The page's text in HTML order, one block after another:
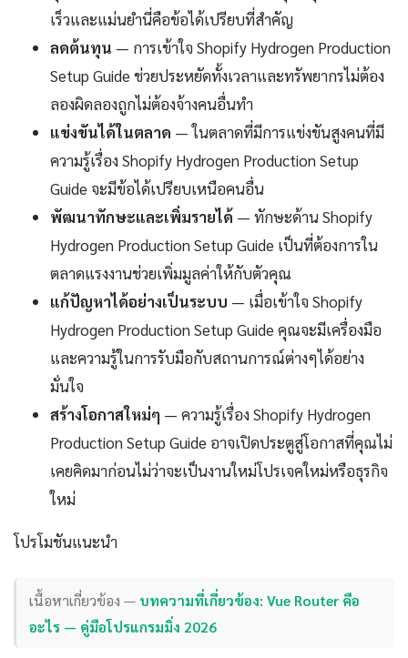
เร็วและแม่นยำนี่คือข้อได้เปรียบที่สำคัญ
ลดต้นทุน — การเข้าใจ Shopify Hydrogen Production
Setup Guide ช่วยประหยัดทั้งเวลาและทรัพยากรไม่ต้อง
ลองผิดลองถูกไม่ต้องจ้างคนอื่นทำ
แข่งขันได้ในตลาด — ในตลาดที่มีการแข่งขันสูงคนที่มี
ความรู้เรื่อง Shopify Hydrogen Production Setup
Guide จะมีข้อได้เปรียบเหนือคนอื่น
พัฒนาทักษะและเพิ่มรายได้ — ทักษะด้าน Shopify
Hydrogen Production Setup Guide เป็นที่ต้องการใน
ตลาดแรงงานช่วยเพิ่มมูลค่าให้กับตัวคุณ
แก้ปัญหาได้อย่างเป็นระบบ — เมื่อเข้าใจ Shopify
Hydrogen Production Setup Guide คุณจะมีเครื่องมือ
และความรู้ในการรับมือกับสถานการณ์ต่างๆได้อย่าง
มั่นใจ
สร้างโอกาสใหม่ๆ — ความรู้เรื่อง Shopify Hydrogen
Production Setup Guide อาจเปิดประตูสู่โอกาสที่คุณไม่
เคยคิดมาก่อนไม่ว่าจะเป็นงานใหม่โปรเจคใหม่หรือธุรกิจ
ใหม่
โปรโมชันแนะนำ
เนื้อหาเกี่ยวข้อง — บทความที่เกี่ยวข้อง: Vue Router คือ
อะไร — คู่มือโปรแกรมมิ่ง 2026